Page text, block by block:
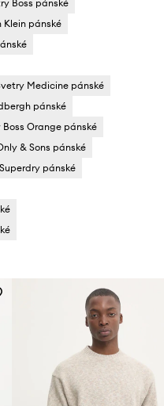
Boss pánské
Klein pánské
Medicine pánské
pánské
Boss Orange pánské
& Sons pánské
pánské